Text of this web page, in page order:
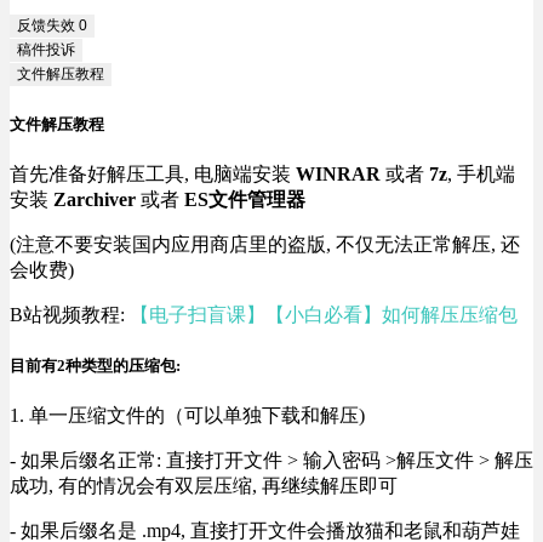
反馈失效 0
稿件投诉
文件解压教程
文件解压教程
首先准备好解压工具, 电脑端安装 WINRAR 或者 7z, 手机端
安装 Zarchiver 或者 ES文件管理器
(注意不要安装国内应用商店里的盗版, 不仅无法正常解压, 还
会收费)
B站视频教程: 【电子扫盲课】【小白必看】如何解压压缩包
目前有2种类型的压缩包:
1. 单一压缩文件的（可以单独下载和解压)
- 如果后缀名正常: 直接打开文件 > 输入密码 >解压文件 > 解压
成功, 有的情况会有双层压缩, 再继续解压即可
- 如果后缀名是 .mp4, 直接打开文件会播放猫和老鼠和葫芦娃